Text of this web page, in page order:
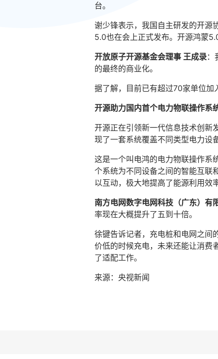
台。
谢少锋表示，我国自主研发的开源
5.0也在会上正式发布。开源鸿蒙
开放原子开源基金会理事 王成录：
的最终的商业化。
据了解，目前已有超过70家单位加
开源助力国内首个电力物联操作系
开源正在引领新一代信息技术创新
现了一套系统覆盖不同类型电力设
这是一个叫电鸿的电力物联操作系
个系统为不同设备之间的智能互联
以互动，极大地提高了能源利用效率
南方电网数字电网科技（广东）有
率现在大概提升了五到十倍。
徐键告诉记者，充电桩和电网之间
价低的时候充电，未来还能让消费
了适配工作。
来源：央视新闻